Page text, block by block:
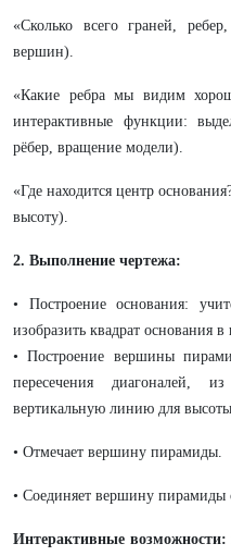
«Сколько всего граней,
вершин).
«Какие ребра мы видим
интерактивные функции:
рёбер, вращение модели).
«Где находится центр
высоту).
2. Выполнение чертежа:
• Построение основания:
изобразить квадрат основания
• Построение вершины
пересечения диагоналей,
вертикальную линию для
• Отмечает вершину пирамиды.
• Соединяет вершину
Интерактивные возможности: